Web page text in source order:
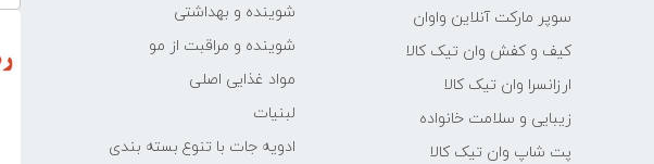
سوپر مارکت آنلاین واوان
کیف و کفش وان تیک کالا
ارزانسرا وان تیک کالا
زیبایی و سلامت خانواده
پت شاپ وان تیک کالا
شوینده و بهداشتی
شوینده و مراقبت از مو
مواد غذایی اصلی
لبنیات
ادویه جات با تنوع بسته بندی